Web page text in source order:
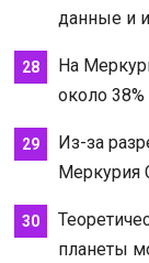
данные и
На
около
Из-за
Меркурия
планеты